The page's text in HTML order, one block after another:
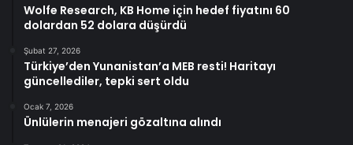
Wolfe Research, KB Home için hedef fiyatını 60
dolardan 52 dolara düşürdü
Şubat 27, 2026
Türkiye’den Yunanistan’a MEB resti! Haritayı
güncellediler, tepki sert oldu
Ocak 7, 2026
Ünlülerin menajeri gözaltına alındı